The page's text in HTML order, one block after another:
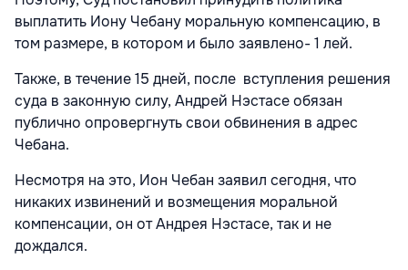
выплатить Иону Чебану моральную компенсацию, в
том размере, в котором и было заявлено- 1 лей.
Также, в течение 15 дней, после вступления решения
суда в законную силу, Андрей Нэстасе обязан
публично опровергнуть свои обвинения в адрес
Чебана.
Несмотря на это, Ион Чебан заявил сегодня, что
никаких извинений и возмещения моральной
компенсации, он от Андрея Нэстасе, так и не
дождался.